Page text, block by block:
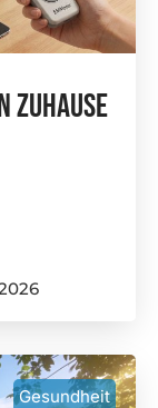
Zuhause
Gesundheit